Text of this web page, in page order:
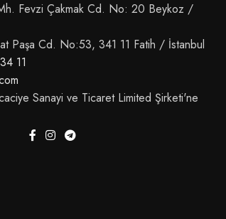
Fevzi Çakmak Cd. No: 20 Beykoz /
Paşa Cd. No:53, 341 11 Fatih / İstanbul
11
Sanayi ve Ticaret Limited Şirketi'ne